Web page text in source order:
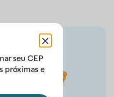
seu CEP
próximas e